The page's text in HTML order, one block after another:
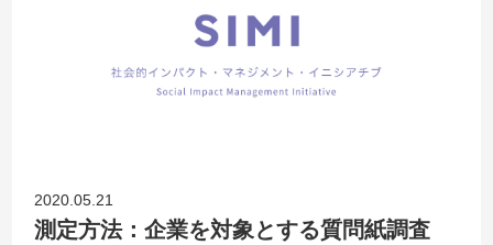
2020.05.21
測定方法：企業を対象とする質問紙調査